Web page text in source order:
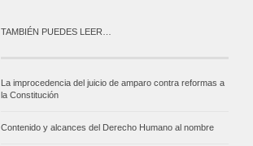
TAMBIÉN PUEDES LEER…
La improcedencia del juicio de amparo contra reformas a
la Constitución
Contenido y alcances del Derecho Humano al nombre